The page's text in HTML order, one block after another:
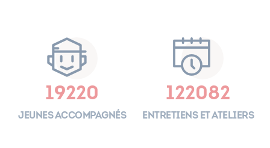
19220
Jeunes accompagnés
122082
Entretiens et ateliers